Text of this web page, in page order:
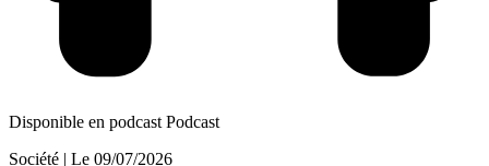
Disponible en podcast Podcast
Société | Le 09/07/2026